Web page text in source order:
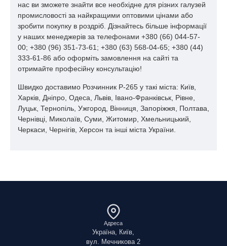
Речовина може впливати на кров і кістковий мозок.
Нормативи для робочої зони: TLV (гранична гранична
концентрація, США): 750 ppm; 1780 мг / м ^ 3 (ACGIH 1993-
1993).
Пожежна небезпека.
спалаху менше +23 ° С Не допускати відкритого вогню, іскор і
куріння. Суміші пар-повітря вибухонебезпечні. Небезпечне
забруднення повітря буде досягатися досить швидко при
випаровуванні цієї речовини при 20 ° C при розпилюванні,
ще швидше. Пар важчий за повітря і може стелитися по
нас ви зможете знайти все необхідне для різних галузей
промисловості за найкращими оптовими цінами або
зробити покупку в роздріб. Дізнайтесь більше інформації
у наших менеджерів за телефонами +380 (66) 044-57-
00; +380 (96) 351-73-61; +380 (63) 568-04-65; +380 (44)
333-61-86 або оформіть замовлення на сайті та
отримайте професійну консультацію!
Швидко доставимо Розчинник Р-265 у такі міста: Київ,
Харків, Дніпро, Одеса, Львів, Івано-Франківськ, Рівне,
Луцьк, Тернопіль, Ужгород, Вінниця, Запоріжжя, Полтава,
Чернівці, Миколаїв, Суми, Житомир, Хмельницький,
Черкаси, Чернігів, Херсон та інші міста України.
Адреса
Україна, Київ,
вул. Мечникова 2